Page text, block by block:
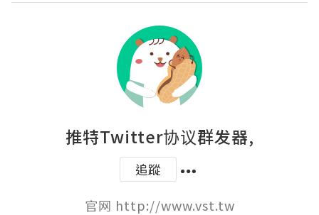
推特Twitter协议群发器,
追蹤
官网 http://www.vst.tw